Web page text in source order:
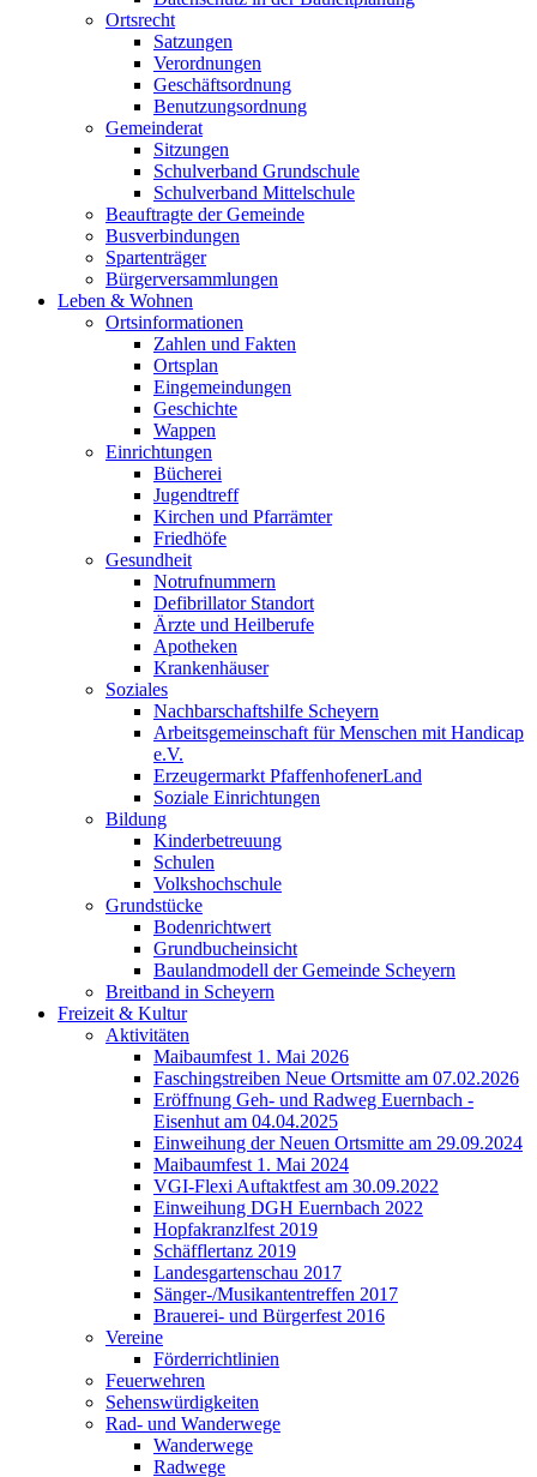
Ortsrecht
Satzungen
Verordnungen
Geschäftsordnung
Benutzungsordnung
Gemeinderat
Sitzungen
Schulverband Grundschule
Schulverband Mittelschule
Beauftragte der Gemeinde
Busverbindungen
Spartenträger
Bürgerversammlungen
Leben & Wohnen
Ortsinformationen
Zahlen und Fakten
Ortsplan
Eingemeindungen
Geschichte
Wappen
Einrichtungen
Bücherei
Jugendtreff
Kirchen und Pfarrämter
Friedhöfe
Gesundheit
Notrufnummern
Defibrillator Standort
Ärzte und Heilberufe
Apotheken
Krankenhäuser
Soziales
Nachbarschaftshilfe Scheyern
Arbeitsgemeinschaft für Menschen mit Handicap
e.V.
Erzeugermarkt PfaffenhofenerLand
Soziale Einrichtungen
Bildung
Kinderbetreuung
Schulen
Volkshochschule
Grundstücke
Bodenrichtwert
Grundbucheinsicht
Baulandmodell der Gemeinde Scheyern
Breitband in Scheyern
Freizeit & Kultur
Aktivitäten
Maibaumfest 1. Mai 2026
Faschingstreiben Neue Ortsmitte am 07.02.2026
Eröffnung Geh- und Radweg Euernbach -
Eisenhut am 04.04.2025
Einweihung der Neuen Ortsmitte am 29.09.2024
Maibaumfest 1. Mai 2024
VGI-Flexi Auftaktfest am 30.09.2022
Einweihung DGH Euernbach 2022
Hopfakranzlfest 2019
Schäfflertanz 2019
Landesgartenschau 2017
Sänger-/Musikantentreffen 2017
Brauerei- und Bürgerfest 2016
Vereine
Förderrichtlinien
Feuerwehren
Sehenswürdigkeiten
Rad- und Wanderwege
Wanderwege
Radwege